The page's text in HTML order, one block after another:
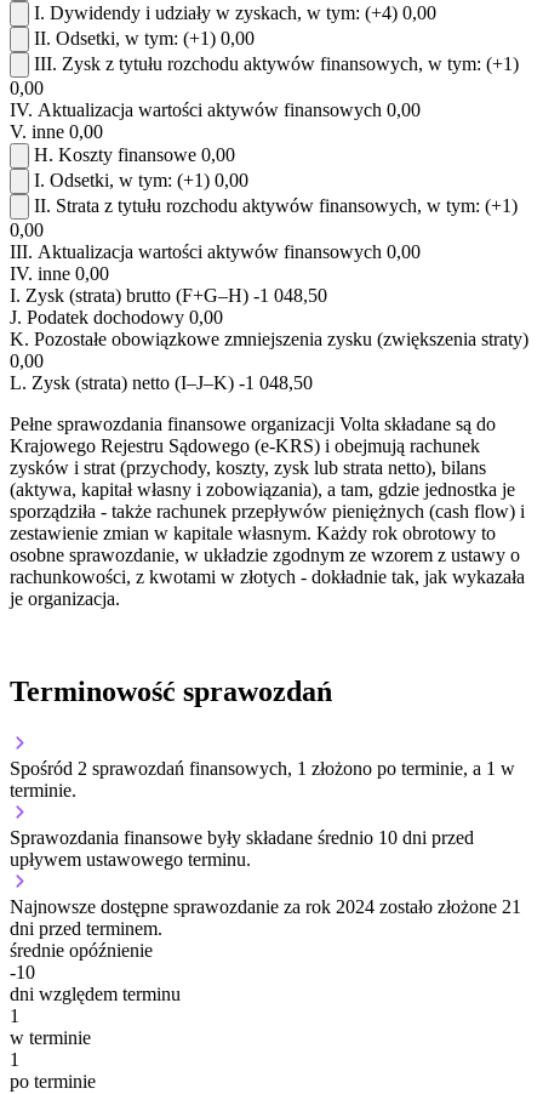
I. Dywidendy i udziały w zyskach, w tym: (+4) 0,00
II. Odsetki, w tym: (+1) 0,00
III. Zysk z tytułu rozchodu aktywów finansowych, w tym: (+1)
0,00
IV. Aktualizacja wartości aktywów finansowych 0,00
V. inne 0,00
H. Koszty finansowe 0,00
I. Odsetki, w tym: (+1) 0,00
II. Strata z tytułu rozchodu aktywów finansowych, w tym: (+1)
0,00
III. Aktualizacja wartości aktywów finansowych 0,00
IV. inne 0,00
I. Zysk (strata) brutto (F+G–H) -1 048,50
J. Podatek dochodowy 0,00
K. Pozostałe obowiązkowe zmniejszenia zysku (zwiększenia straty)
0,00
L. Zysk (strata) netto (I–J–K) -1 048,50
Pełne sprawozdania finansowe organizacji Volta składane są do
Krajowego Rejestru Sądowego (e-KRS) i obejmują rachunek
zysków i strat (przychody, koszty, zysk lub strata netto), bilans
(aktywa, kapitał własny i zobowiązania), a tam, gdzie jednostka je
sporządziła - także rachunek przepływów pieniężnych (cash flow) i
zestawienie zmian w kapitale własnym. Każdy rok obrotowy to
osobne sprawozdanie, w układzie zgodnym ze wzorem z ustawy o
rachunkowości, z kwotami w złotych - dokładnie tak, jak wykazała
je organizacja.
Terminowość sprawozdań
Spośród 2 sprawozdań finansowych, 1 złożono po terminie, a 1 w
terminie.
Sprawozdania finansowe były składane średnio 10 dni przed
upływem ustawowego terminu.
Najnowsze dostępne sprawozdanie za rok 2024 zostało złożone 21
dni przed terminem.
średnie opóźnienie
-10
dni względem terminu
1
w terminie
1
po terminie